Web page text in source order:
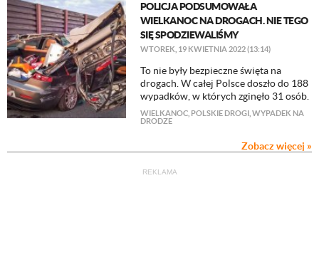
POLICJA PODSUMOWAŁA
WIELKANOC NA DROGACH. NIE TEGO
SIĘ SPODZIEWALIŚMY
WTOREK, 19 KWIETNIA 2022 (13:14)
To nie były bezpieczne święta na
drogach. W całej Polsce doszło do 188
wypadków, w których zginęło 31 osób.
WIELKANOC, POLSKIE DROGI, WYPADEK NA
DRODZE
Zobacz więcej »
REKLAMA